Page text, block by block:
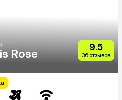
Rose
9.5
36 отзывов